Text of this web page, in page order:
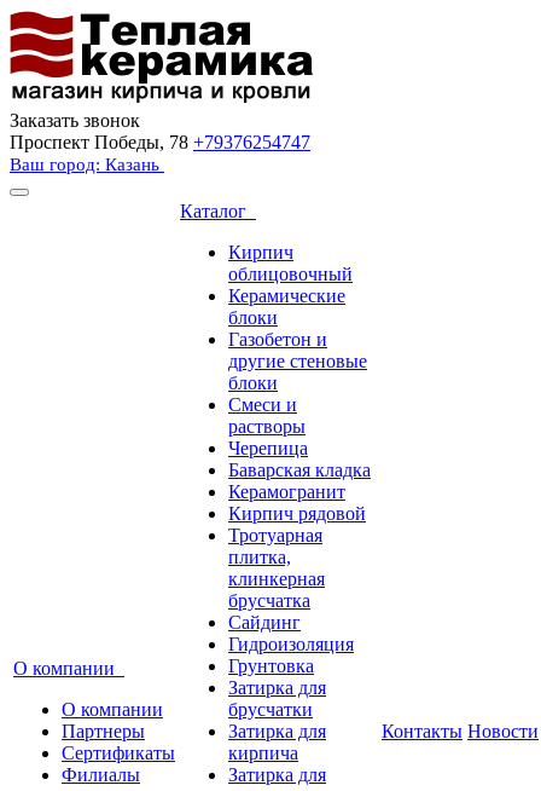
Заказать звонок
Проспект Победы, 78 +79376254747
Ваш город: Казань
О компании
О компании
Партнеры
Сертификаты
Филиалы
Каталог
Кирпич
облицовочный
Керамические
блоки
Газобетон и
другие стеновые
блоки
Смеси и
растворы
Черепица
Баварская кладка
Керамогранит
Кирпич рядовой
Тротуарная
плитка,
клинкерная
брусчатка
Сайдинг
Гидроизоляция
Грунтовка
Затирка для
брусчатки
Затирка для
кирпича
Затирка для
Контакты Новости